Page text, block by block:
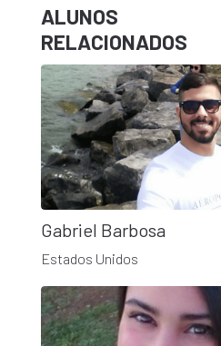
ALUNOS
RELACIONADOS
Gabriel Barbosa
Estados Unidos